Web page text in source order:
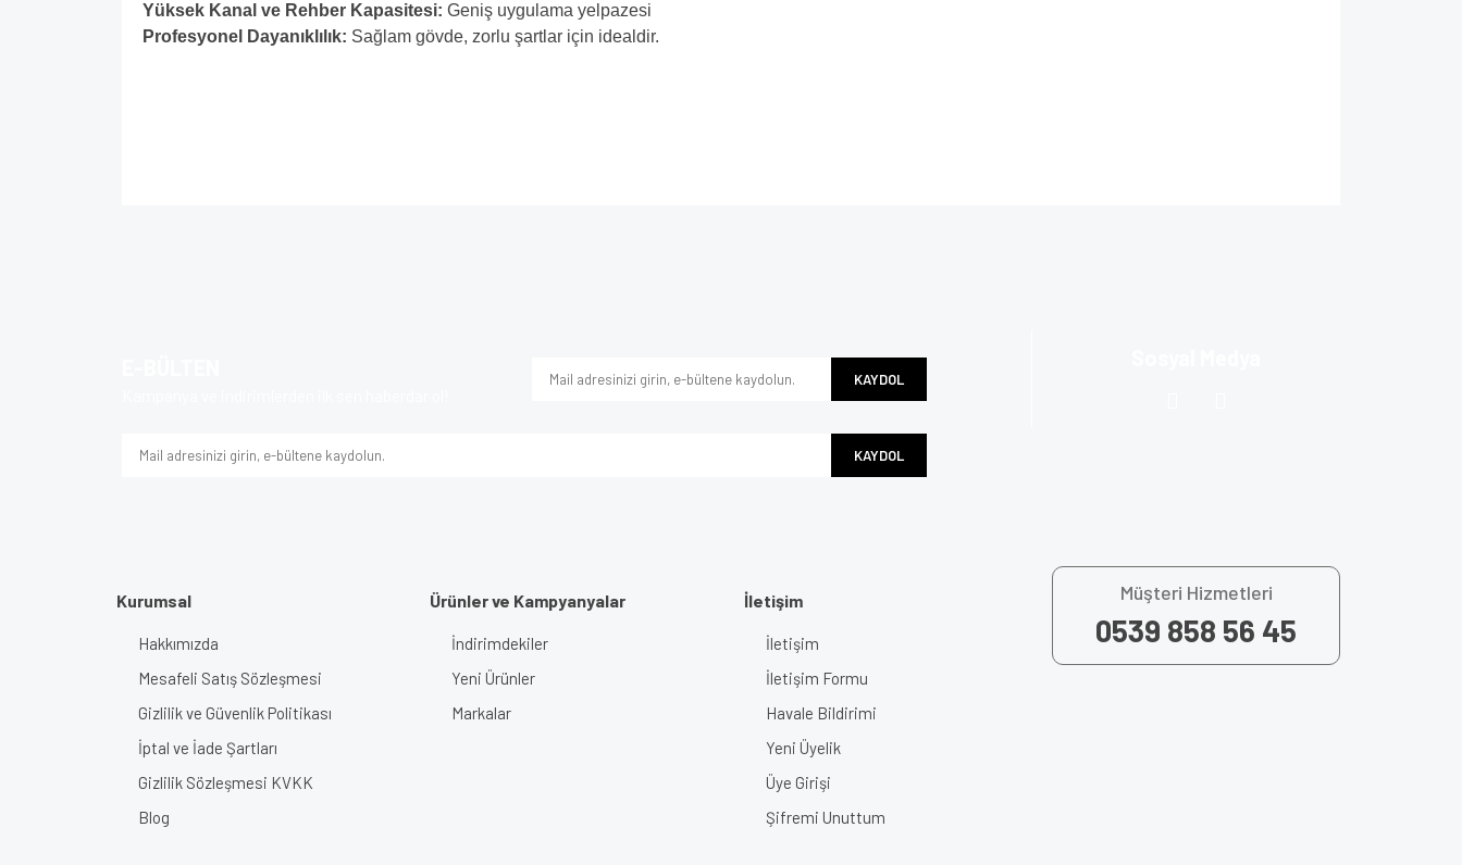
Yüksek Kanal ve Rehber Kapasitesi: Geniş uygulama yelpazesi
Profesyonel Dayanıklılık: Sağlam gövde, zorlu şartlar için idealdir.
Bu ürüne benzer farklı alternatifler olmalı.
Gönder
KAYDOL
KAYDOL
Kurumsal
Hakkımızda
Mesafeli Satış Sözleşmesi
Gizlilik ve Güvenlik Politikası
İptal ve İade Şartları
Gizlilik Sözleşmesi KVKK
Blog
Ürünler ve Kampyanyalar
İndirimdekiler
Yeni Ürünler
Markalar
İletişim
İletişim
İletişim Formu
Havale Bildirimi
Yeni Üyelik
Üye Girişi
Şifremi Unuttum
Müşteri Hizmetleri
0539 858 56 45